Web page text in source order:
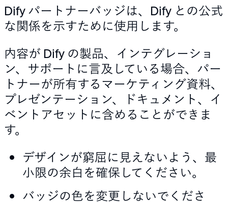
Dify パートナーバッジは、Dify との公式
な関係を示すために使用します。
内容が Dify の製品、インテグレーショ
ン、サポートに言及している場合、パー
トナーが所有するマーケティング資料、
プレゼンテーション、ドキュメント、イ
ベントアセットに含めることができま
す。
デザインが窮屈に見えないよう、最
小限の余白を確保してください。
バッジの色を変更しないでくださ